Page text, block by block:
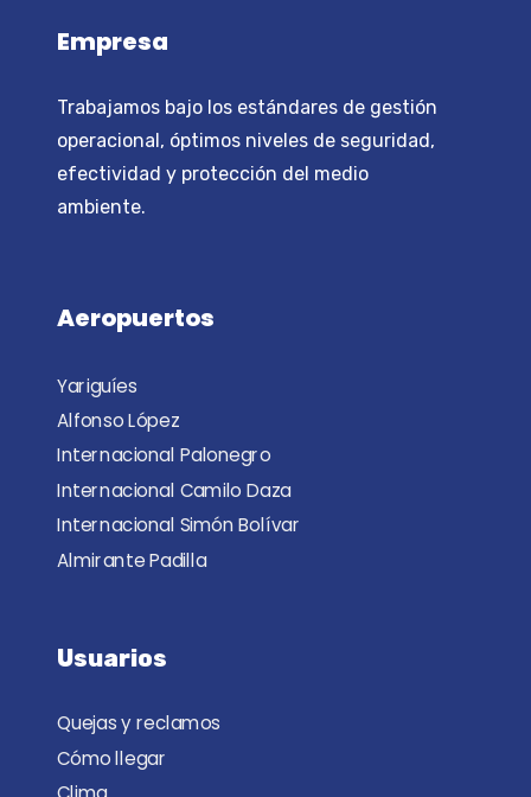
Empresa
Trabajamos bajo los estándares de gestión
operacional, óptimos niveles de seguridad,
efectividad y protección del medio
ambiente.
Aeropuertos
Yariguíes
Alfonso López
Internacional Palonegro
Internacional Camilo Daza
Internacional Simón Bolívar
Almirante Padilla
Usuarios
Quejas y reclamos
Cómo llegar